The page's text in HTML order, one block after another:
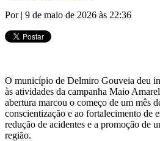
Por | 9 de maio de 2026 às 22:36
O município de Delmiro Gouveia deu
às atividades da campanha Maio
abertura marcou o começo de um mês
conscientização e ao fortalecimento de
redução de acidentes e a promoção de
região.